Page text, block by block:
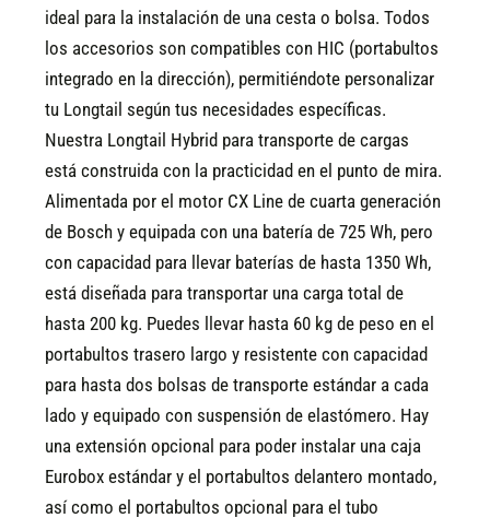
ideal para la instalación de una cesta o bolsa. Todos
los accesorios son compatibles con HIC (portabultos
integrado en la dirección), permitiéndote personalizar
tu Longtail según tus necesidades específicas.
Nuestra Longtail Hybrid para transporte de cargas
está construida con la practicidad en el punto de mira.
Alimentada por el motor CX Line de cuarta generación
de Bosch y equipada con una batería de 725 Wh, pero
con capacidad para llevar baterías de hasta 1350 Wh,
está diseñada para transportar una carga total de
hasta 200 kg. Puedes llevar hasta 60 kg de peso en el
portabultos trasero largo y resistente con capacidad
para hasta dos bolsas de transporte estándar a cada
lado y equipado con suspensión de elastómero. Hay
una extensión opcional para poder instalar una caja
Eurobox estándar y el portabultos delantero montado,
así como el portabultos opcional para el tubo